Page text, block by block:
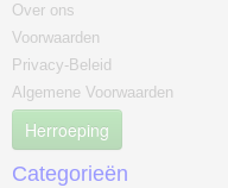
Over ons
Voorwaarden
Privacy-Beleid
Algemene Voorwaarden
Herroeping
Categorieën